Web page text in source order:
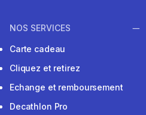
NOS SERVICES
Carte cadeau
Cliquez et retirez
Echange et remboursement
Decathlon Pro